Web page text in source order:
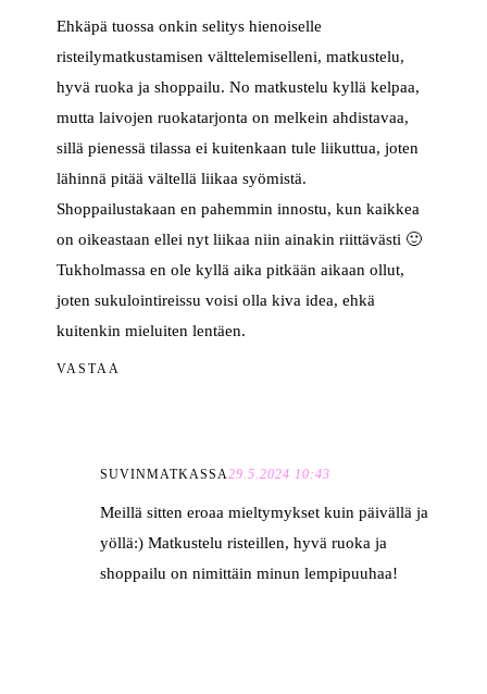
Ehkäpä tuossa onkin selitys hienoiselle
risteilymatkustamisen välttelemiselleni, matkustelu,
hyvä ruoka ja shoppailu. No matkustelu kyllä kelpaa,
mutta laivojen ruokatarjonta on melkein ahdistavaa,
sillä pienessä tilassa ei kuitenkaan tule liikuttua, joten
lähinnä pitää vältellä liikaa syömistä.
Shoppailustakaan en pahemmin innostu, kun kaikkea
on oikeastaan ellei nyt liikaa niin ainakin riittävästi 🙂
Tukholmassa en ole kyllä aika pitkään aikaan ollut,
joten sukulointireissu voisi olla kiva idea, ehkä
kuitenkin mieluiten lentäen.
VASTAA
SUVINMATKASSA29.5.2024 10:43
Meillä sitten eroaa mieltymykset kuin päivällä ja
yöllä:) Matkustelu risteillen, hyvä ruoka ja
shoppailu on nimittäin minun lempipuuhaa!